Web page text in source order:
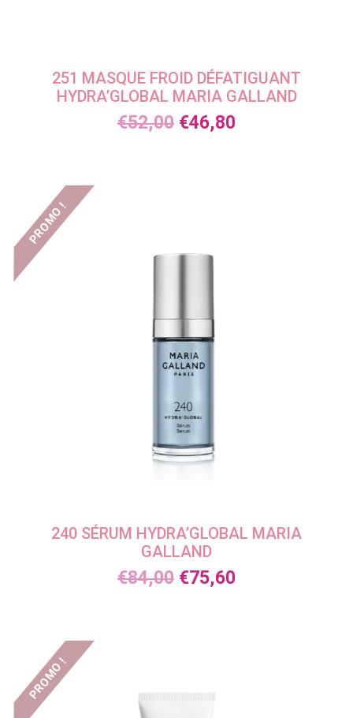
251 MASQUE FROID DÉFATIGUANT
HYDRA’GLOBAL MARIA GALLAND
€52,00 €46,80
PROMO !
240 SÉRUM HYDRA’GLOBAL MARIA
GALLAND
€84,00 €75,60
PROMO !